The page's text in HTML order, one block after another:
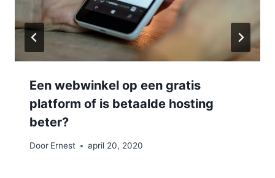
Een webwinkel op een gratis
platform of is betaalde hosting
beter?
Door Ernest april 20, 2020